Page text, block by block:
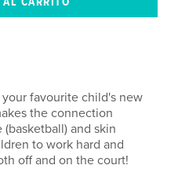
favourite child's new
the connection
and skin
to work hard and
off and on the court!